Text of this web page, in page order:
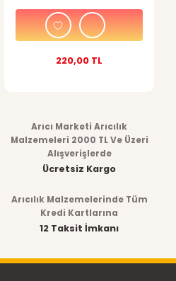
220,00 TL
Arıcı Marketi Arıcılık
Malzemeleri 2000 TL Ve Üzeri
Alışverişlerde
Ücretsiz Kargo
Arıcılık Malzemelerinde Tüm
Kredi Kartlarına
12 Taksit İmkanı